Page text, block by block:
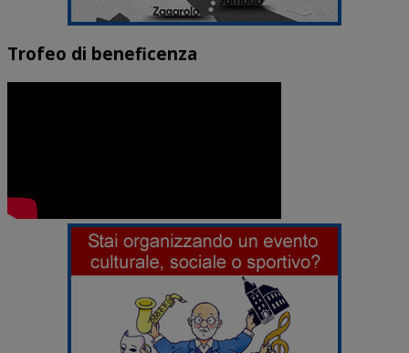
Trofeo di beneficenza